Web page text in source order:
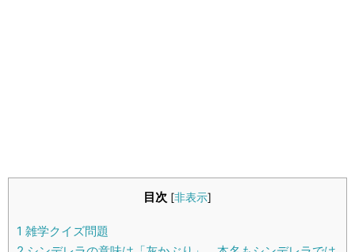
目次 [非表示]
1 雑学クイズ問題